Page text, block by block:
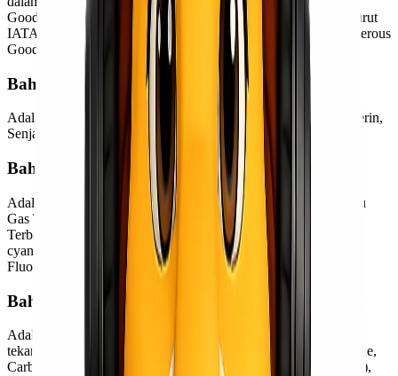
Goods Regulation atau yang diklasifikasikan sebagai DG menurut
IATA DG. Berikut ini adalah kategori barang berbahaya (Dangerous
Goods) yang dilarang dalam pengiriman ke luar negeri :
Bahan Peledak
Adalah bahan yang mudah meledak. Misalnya: TNT, Nitrogliserin,
Senjata, Amunisi , Dinamit, Peluru dan petasan.
Bahan Gas
Adalah bahan gas, termasuk gas yang telah dikompresi. Baik itu
Gas Tidak Mudah Terbakar atau telah dikompresi, Gas Mudah
Terbakar dan Gas Beracun. Misalnya: Hydrogen, Hydrogen
cyanide, Aerosol, Propane, Nitrogen, Neon, Carbon dioxide,
Fluorine ,Acetylene, Chlorine.
Bahan Cair Mudah Terbakar
Adalah cairan yang mudah terbakar dibawah suhu 35°C dan
tekanan dibawah 101,3 kPa. Contoh: Gasoline (Bensin), Acetone,
Carbon disulfide, Paint (Cat), Kerosene, Paraffin, Diesel (Soilar),